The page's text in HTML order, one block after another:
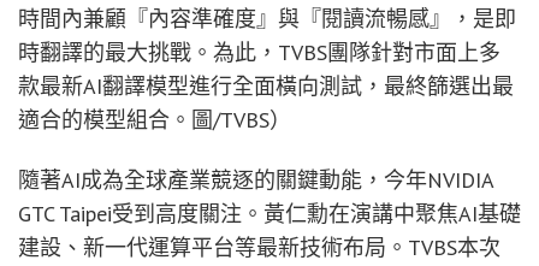
時間內兼顧『內容準確度』與『閱讀流暢感』，是即
時翻譯的最大挑戰。為此，TVBS團隊針對市面上多
款最新AI翻譯模型進行全面橫向測試，最終篩選出最
適合的模型組合。圖/TVBS）
隨著AI成為全球產業競逐的關鍵動能，今年NVIDIA
GTC Taipei受到高度關注。黃仁勳在演講中聚焦AI基礎
建設、新一代運算平台等最新技術布局。TVBS本次